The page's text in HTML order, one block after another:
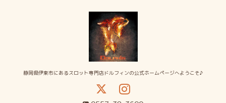
静岡県伊東市にあるスロット専門店ドルフィンの公式ホームページへようこそ♪